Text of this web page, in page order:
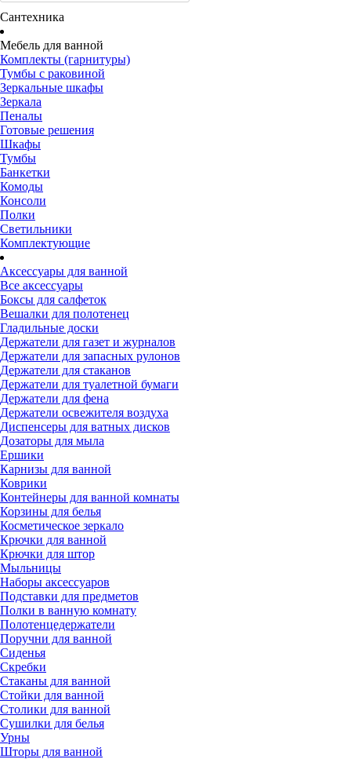
Сантехника
Мебель для ванной
Комплекты (гарнитуры)
Тумбы с раковиной
Зеркальные шкафы
Зеркала
Пеналы
Готовые решения
Шкафы
Тумбы
Банкетки
Комоды
Консоли
Полки
Светильники
Комплектующие
Аксессуары для ванной
Все аксессуары
Боксы для салфеток
Вешалки для полотенец
Гладильные доски
Держатели для газет и журналов
Держатели для запасных рулонов
Держатели для стаканов
Держатели для туалетной бумаги
Держатели для фена
Держатели освежителя воздуха
Диспенсеры для ватных дисков
Дозаторы для мыла
Ершики
Карнизы для ванной
Коврики
Контейнеры для ванной комнаты
Корзины для белья
Косметическое зеркало
Крючки для ванной
Крючки для штор
Мыльницы
Наборы аксессуаров
Подставки для предметов
Полки в ванную комнату
Полотенцедержатели
Поручни для ванной
Сиденья
Скребки
Стаканы для ванной
Стойки для ванной
Столики для ванной
Сушилки для белья
Урны
Шторы для ванной